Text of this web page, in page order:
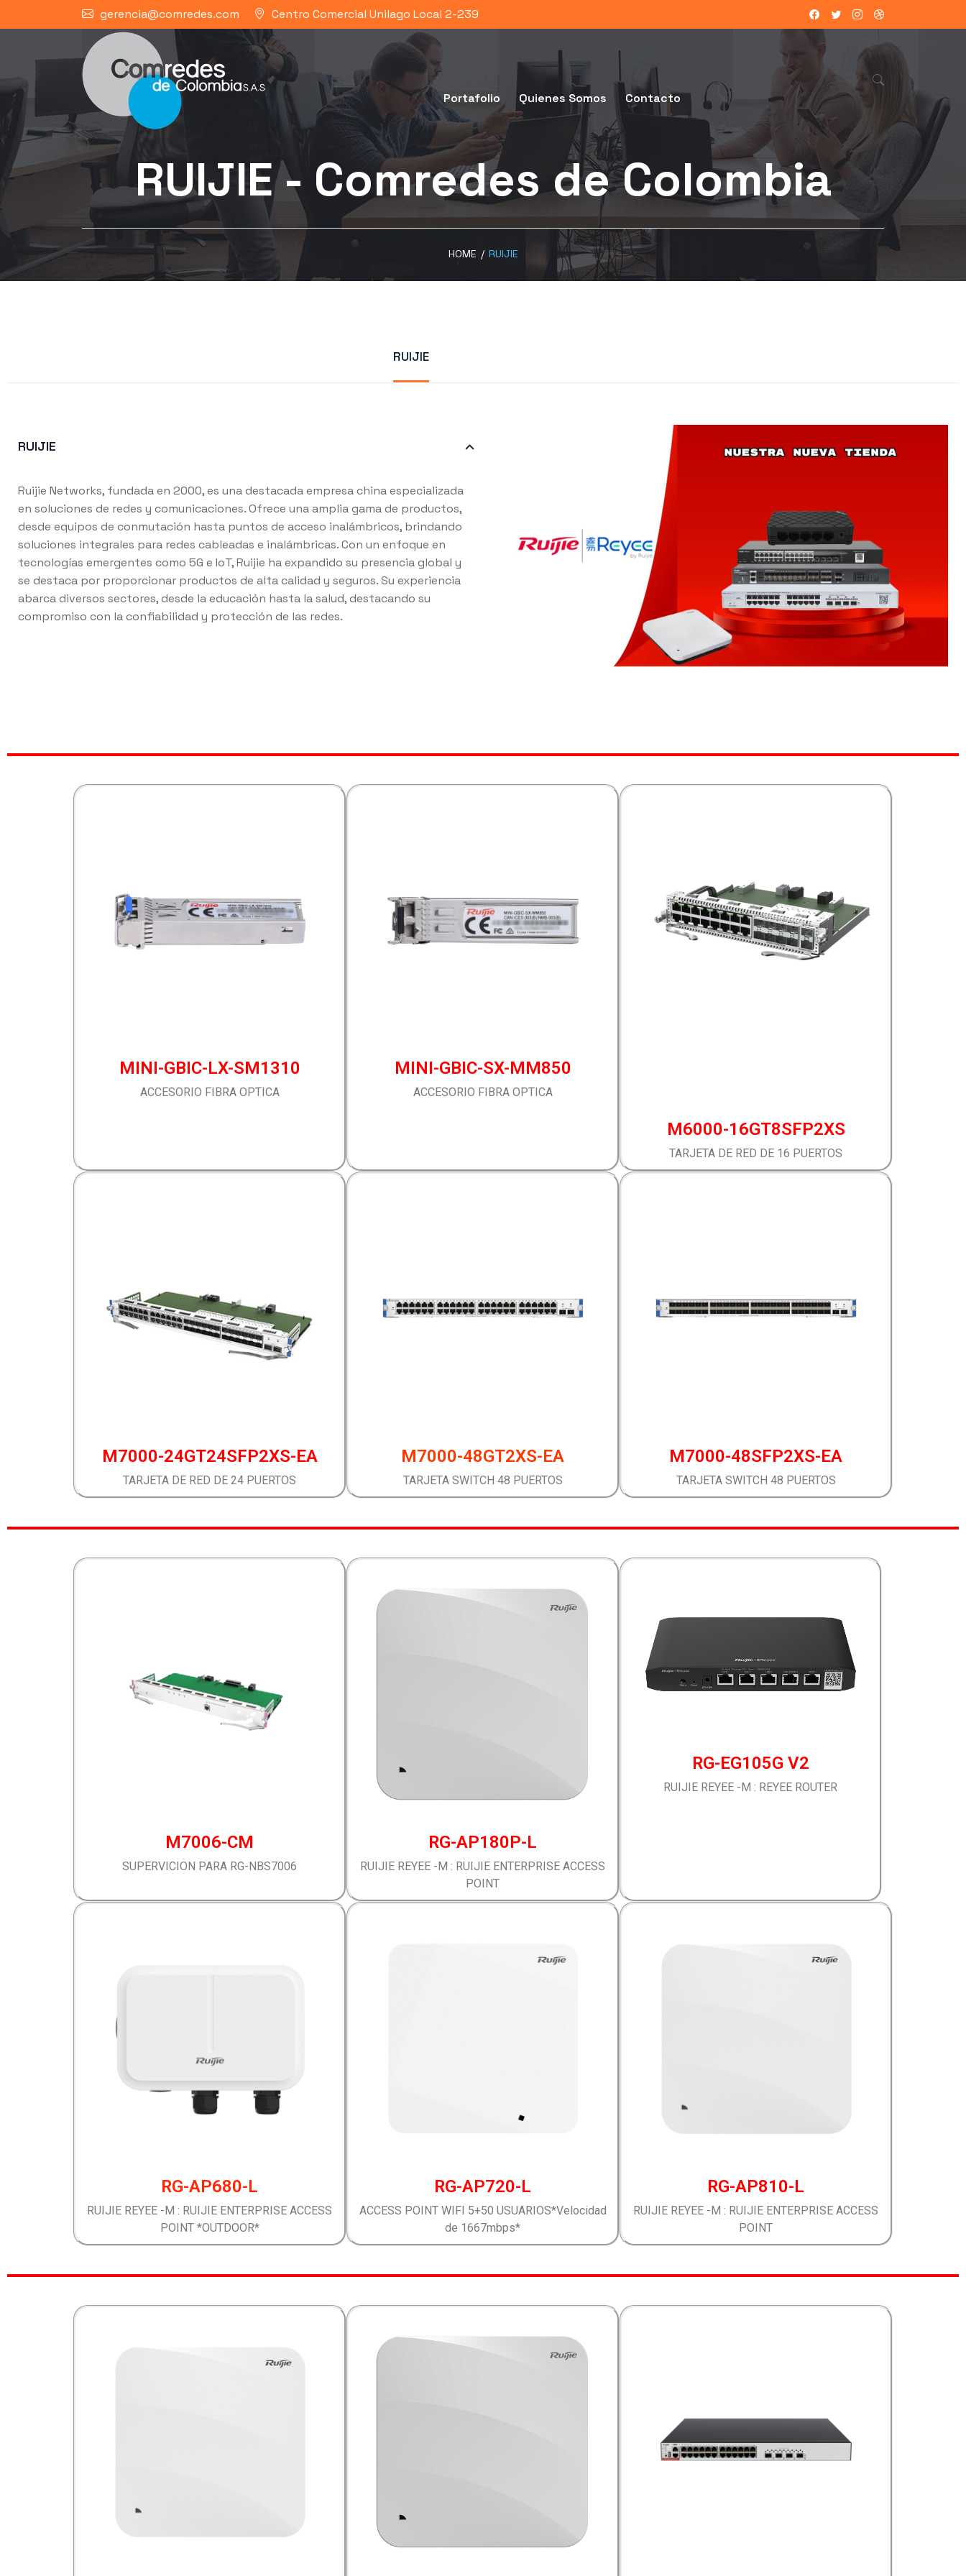
gerencia@comredes.com Centro Comercial Unilago Local 2-239
Portafolio Quienes Somos Contacto
RUIJIE - Comredes de Colombia
HOME / RUIJIE
RUIJIE
RUIJIE
Ruijie Networks, fundada en 2000, es una destacada empresa china especializada
en soluciones de redes y comunicaciones. Ofrece una amplia gama de productos,
desde equipos de conmutación hasta puntos de acceso inalámbricos, brindando
soluciones integrales para redes cableadas e inalámbricas. Con un enfoque en
tecnologías emergentes como 5G e IoT, Ruijie ha expandido su presencia global y
se destaca por proporcionar productos de alta calidad y seguros. Su experiencia
abarca diversos sectores, desde la educación hasta la salud, destacando su
compromiso con la confiabilidad y protección de las redes.
MINI-GBIC-LX-SM1310
ACCESORIO FIBRA OPTICA
MINI-GBIC-SX-MM850
ACCESORIO FIBRA OPTICA
M6000-16GT8SFP2XS
TARJETA DE RED DE 16 PUERTOS
M7000-24GT24SFP2XS-EA
TARJETA DE RED DE 24 PUERTOS
M7000-48GT2XS-EA
TARJETA SWITCH 48 PUERTOS
M7000-48SFP2XS-EA
TARJETA SWITCH 48 PUERTOS
M7006-CM
SUPERVICION PARA RG-NBS7006
RG-AP180P-L
RUIJIE REYEE -M : RUIJIE ENTERPRISE ACCESS
POINT
RG-EG105G V2
RUIJIE REYEE -M : REYEE ROUTER
RG-AP680-L
RUIJIE REYEE -M : RUIJIE ENTERPRISE ACCESS
POINT *OUTDOOR*
RG-AP720-L
ACCESS POINT WIFI 5+50 USUARIOS*Velocidad
de 1667mbps*
RG-AP810-L
RUIJIE REYEE -M : RUIJIE ENTERPRISE ACCESS
POINT